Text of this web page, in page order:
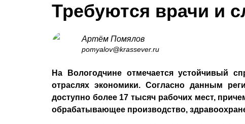
Требуются врачи и
Артём Помялов
pomyalov@krassever.ru
На Вологодчине отмечается устойчивый
отраслях экономики. Согласно данным
доступно более 17 тысяч рабочих мест,
обрабатывающее производство,